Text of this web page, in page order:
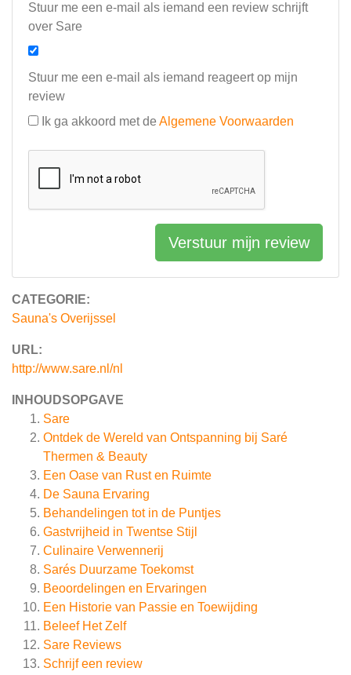
CATEGORIE:
Sauna's Overijssel
URL:
http://www.sare.nl/nl
INHOUDSOPGAVE
Sare
Ontdek de Wereld van Ontspanning bij Saré
Thermen & Beauty
Een Oase van Rust en Ruimte
De Sauna Ervaring
Behandelingen tot in de Puntjes
Gastvrijheid in Twentse Stijl
Culinaire Verwennerij
Sarés Duurzame Toekomst
Beoordelingen en Ervaringen
Een Historie van Passie en Toewijding
Beleef Het Zelf
Sare Reviews
Schrijf een review
Stuur me een e-mail als iemand een review schrijft
over Sare
Stuur me een e-mail als iemand reageert op mijn
review
Ik ga akkoord met de Algemene Voorwaarden
Verstuur mijn review